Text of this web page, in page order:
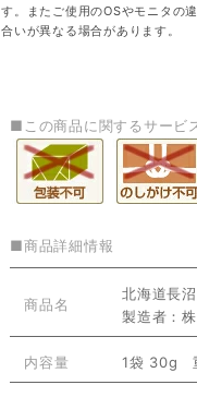
す。またご使用のOSやモニタの
合いが異なる場合があります。
■この商品に関するサービ
■商品詳細情報
商品名
北海道長
製造者：
内容量 1袋 30g